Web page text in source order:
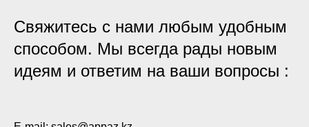
Cвяжитесь с нами любым удобным
способом. Мы всегда рады новым
идеям и ответим на ваши вопросы :